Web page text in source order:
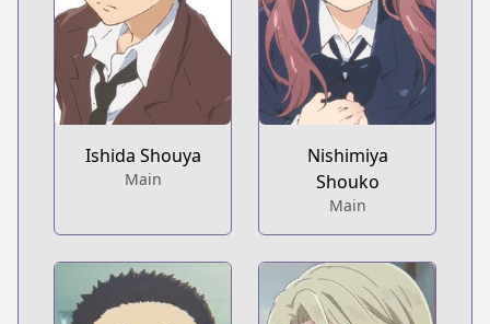
Ishida Shouya
Main
Nishimiya
Shouko
Main